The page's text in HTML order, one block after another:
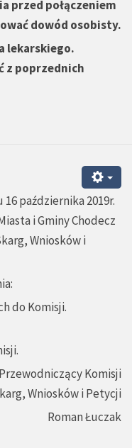
przed połączeniem
dowód osobisty.
lekarskiego.
z poprzednich
października 2019r.
i Gminy Chodecz
Wniosków i
do Komisji.
Przewodniczący Komisji
Wniosków i Petycji
Roman Łuczak